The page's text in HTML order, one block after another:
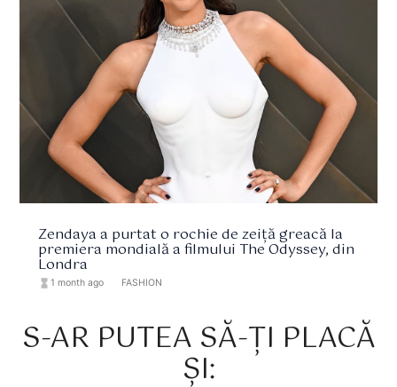
Zendaya a purtat o rochie de zeiță greacă la
premiera mondială a filmului The Odyssey, din
Londra
hourglass_full 1 month ago FASHION
S-AR PUTEA SĂ-ȚI PLACĂ
ȘI: